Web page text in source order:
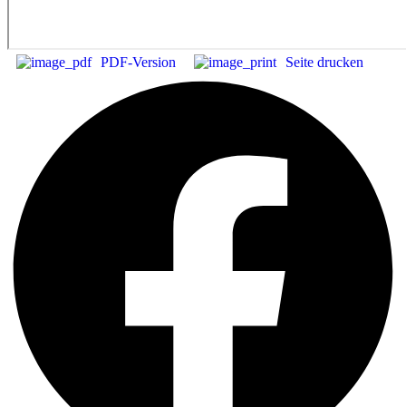
PDF-Version Seite drucken